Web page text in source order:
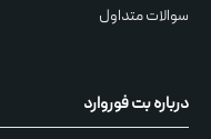
سوالات متداول
درباره بت فوروارد